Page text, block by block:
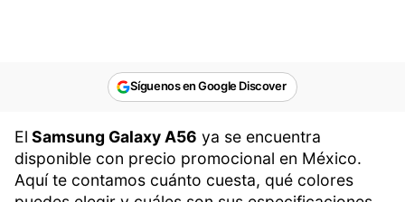
Síguenos en Google Discover
El Samsung Galaxy A56 ya se encuentra
disponible con precio promocional en México.
Aquí te contamos cuánto cuesta, qué colores